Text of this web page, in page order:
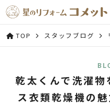
TOP スタッフブログ
乾太くんで洗濯
ス衣類乾燥機の魅